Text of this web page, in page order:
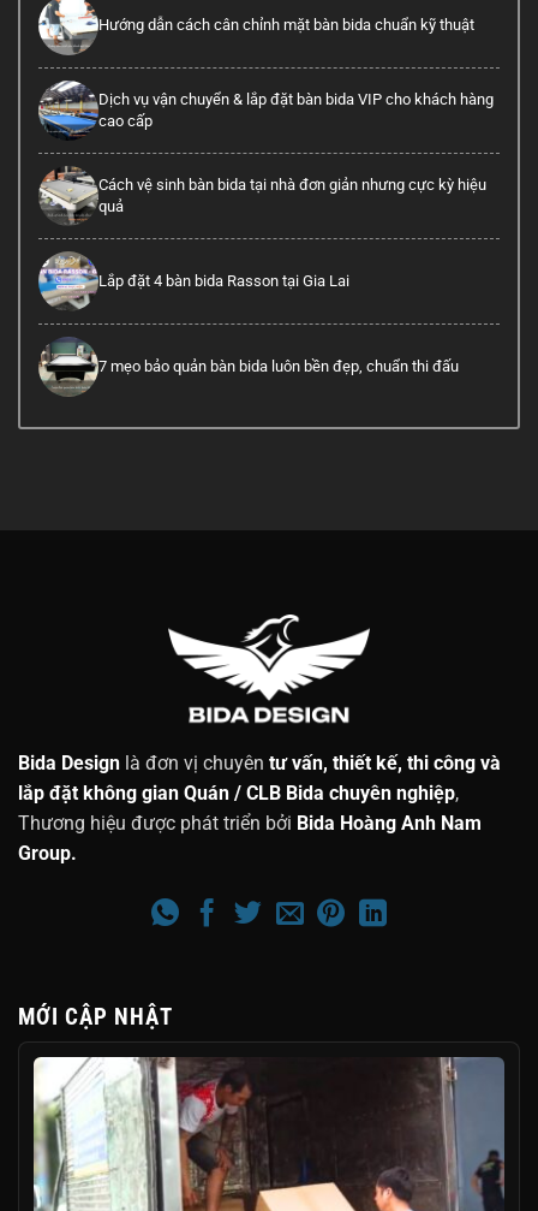
Hướng dẫn cách cân chỉnh mặt bàn bida chuẩn kỹ thuật
Dịch vụ vận chuyển & lắp đặt bàn bida VIP cho khách hàng
cao cấp
Cách vệ sinh bàn bida tại nhà đơn giản nhưng cực kỳ hiệu
quả
Lắp đặt 4 bàn bida Rasson tại Gia Lai
7 mẹo bảo quản bàn bida luôn bền đẹp, chuẩn thi đấu
Bida Design là đơn vị chuyên tư vấn, thiết kế, thi công và
lắp đặt không gian Quán / CLB Bida chuyên nghiệp,
Thương hiệu được phát triển bởi Bida Hoàng Anh Nam
Group.
MỚI CẬP NHẬT